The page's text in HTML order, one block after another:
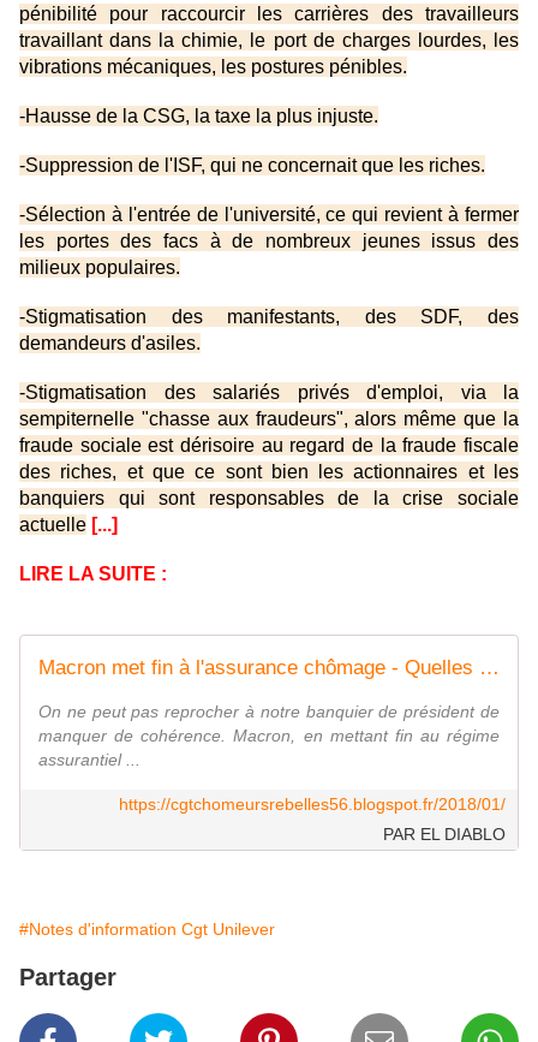
pénibilité pour raccourcir les carrières des travailleurs
travaillant dans la chimie, le port de charges lourdes, les
vibrations mécaniques, les postures pénibles.
-Hausse de la CSG, la taxe la plus injuste.
-Suppression de l'ISF, qui ne concernait que les riches.
-Sélection à l'entrée de l'université, ce qui revient à fermer
les portes des facs à de nombreux jeunes issus des
milieux populaires.
-Stigmatisation des manifestants, des SDF, des
demandeurs d'asiles.
-Stigmatisation des salariés privés d'emploi, via la
sempiternelle "chasse aux fraudeurs", alors même que la
fraude sociale est dérisoire au regard de la fraude fiscale
des riches, et que ce sont bien les actionnaires et les
banquiers qui sont responsables de la crise sociale
actuelle [...]
LIRE LA SUITE :
Macron met fin à l'assurance chômage - Quelles conséquences pour les travailleurs ?
On ne peut pas reprocher à notre banquier de président de
manquer de cohérence. Macron, en mettant fin au régime
assurantiel ...
https://cgtchomeursrebelles56.blogspot.fr/2018/01/
PAR EL DIABLO
#Notes d'information Cgt Unilever
Partager